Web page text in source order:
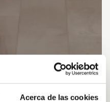
Acerca de las cookies